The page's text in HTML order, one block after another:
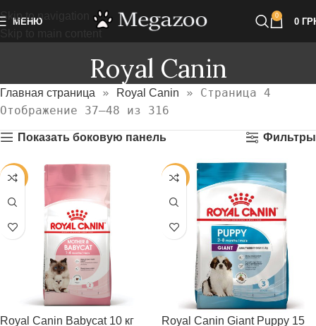
Skip to navigation
МЕНЮ
0
0
Royal Canin
Главная страница » Royal Canin » Страница 4
Отображение 37–48 из 316
Показать боковую панель Фильтры
-25%
Royal Canin Babycat 10 кг
-25%
Royal Canin Giant Puppy 15